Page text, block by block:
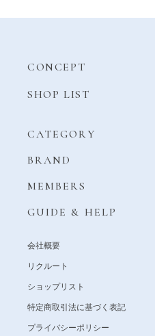
CONCEPT
SHOP LIST
CATEGORY
BRAND
MEMBERS
GUIDE & HELP
会社概要
リクルート
ショップリスト
特定商取引法に基づく表記
プライバシーポリシー